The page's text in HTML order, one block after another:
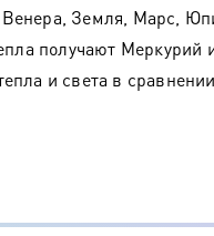
Земля, Марс,
получают Меркурий
и света в